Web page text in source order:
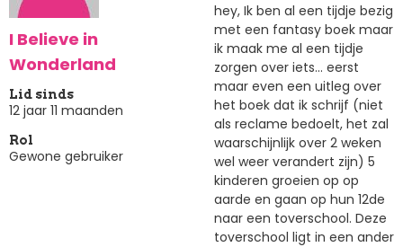
I Believe in
Wonderland
Lid sinds
12 jaar 11 maanden
Rol
Gewone gebruiker
hey, Ik ben al een tijdje bezig
met een fantasy boek maar
ik maak me al een tijdje
zorgen over iets... eerst
maar even een uitleg over
het boek dat ik schrijf (niet
als reclame bedoelt, het zal
waarschijnlijk over 2 weken
wel weer verandert zijn) 5
kinderen groeien op op
aarde en gaan op hun 12de
naar een toverschool. Deze
toverschool ligt in een ander